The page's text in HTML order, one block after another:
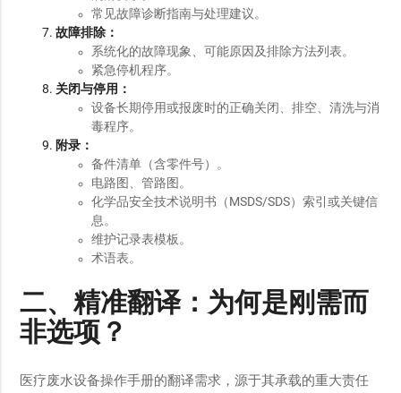
常见故障诊断指南与处理建议。
故障排除：
系统化的故障现象、可能原因及排除方法列表。
紧急停机程序。
关闭与停用：
设备长期停用或报废时的正确关闭、排空、清洗与消
毒程序。
附录：
备件清单（含零件号）。
电路图、管路图。
化学品安全技术说明书（MSDS/SDS）索引或关键信
息。
维护记录表模板。
术语表。
二、精准翻译：为何是刚需而
非选项？
医疗废水设备操作手册的翻译需求，源于其承载的重大责任